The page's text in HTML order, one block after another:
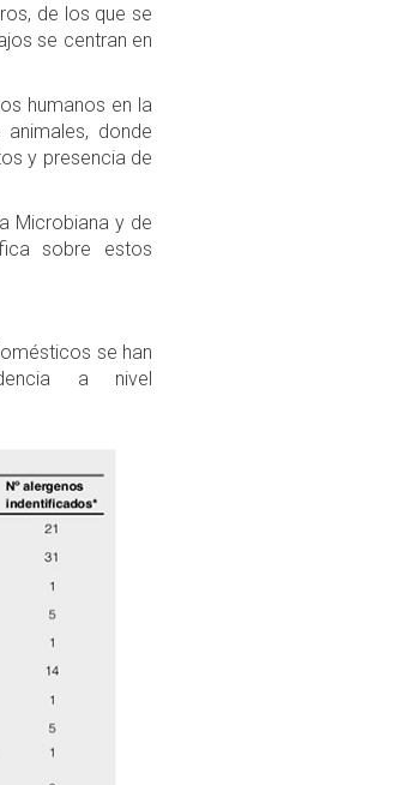
de los que se
se centran en
humanos en la
donde
y presencia de
Microbiana y de
sobre estos
se han
a nivel